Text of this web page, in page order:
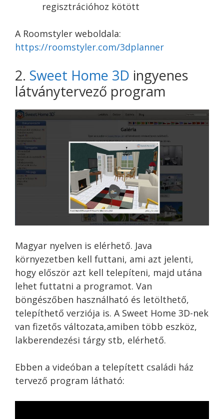
regisztrációhoz kötött
A Roomstyler weboldala:
https://roomstyler.com/3dplanner
2. Sweet Home 3D ingyenes
látványtervező program
Magyar nyelven is elérhető. Java
környezetben kell futtani, ami azt jelenti,
hogy először azt kell telepíteni, majd utána
lehet futtatni a programot. Van
böngészőben használható és letölthető,
telepíthető verziója is. A Sweet Home 3D-nek
van fizetős változata,amiben több eszköz,
lakberendezési tárgy stb, elérhető.
Ebben a videóban a telepített családi ház
tervező program látható: